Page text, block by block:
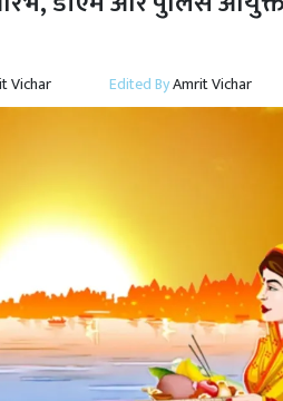
Vichar Edited ByAmrit Vichar